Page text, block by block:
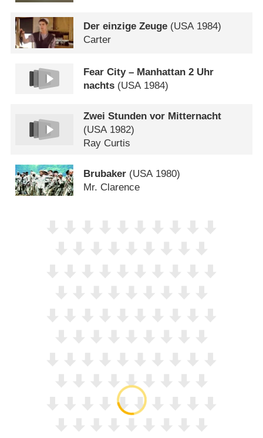
Der einzige Zeuge (USA 1984)
Carter
Fear City – Manhattan 2 Uhr
nachts (USA1984)
Zwei Stunden vor Mitternacht
(USA 1982)
Ray Curtis
Brubaker (USA 1980)
Mr. Clarence